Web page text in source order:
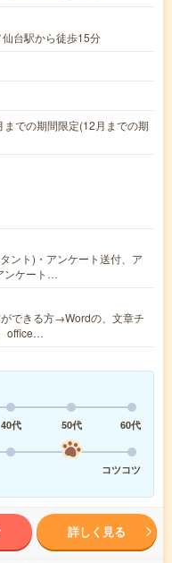
台駅から徒歩15分
での期間限定(12月までの期
ント)・アンケート送付、ア
ンケート…
ができる方→Wordの、文章チ
office…
40代 50代
60代
コツコツ
詳しく見る